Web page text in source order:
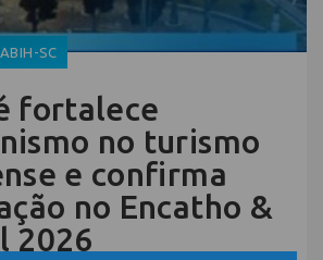
SC
fortalece
no turismo
e confirma
no Encatho &
2026